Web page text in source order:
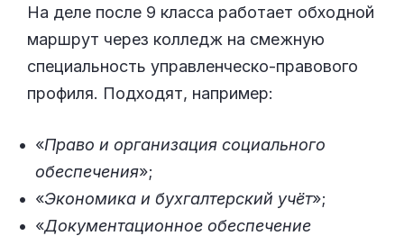
На деле после 9 класса работает обходной
маршрут через колледж на смежную
специальность управленческо-правового
профиля. Подходят, например:
«Право и организация социального
обеспечения»;
«Экономика и бухгалтерский учёт»;
«Документационное обеспечение